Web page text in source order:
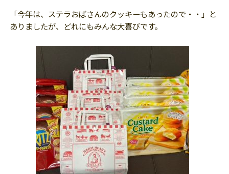
「今年は、ステラおばさんのクッキーもあったので・・」と
ありましたが、どれにもみんな大喜びです。